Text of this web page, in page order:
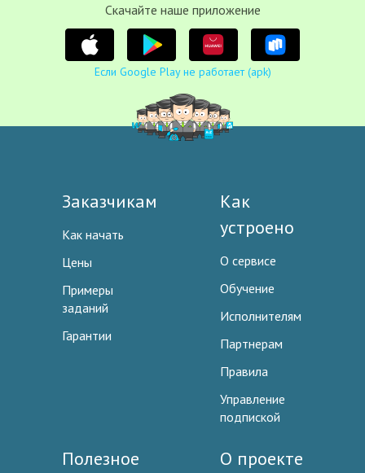
Cкачайте наше приложение
Если Google Play не работает (apk)
Заказчикам
Как начать
Цены
Примеры
заданий
Гарантии
Как
устроено
О сервисе
Обучение
Исполнителям
Партнерам
Правила
Управление
подпиской
Полезное О проекте